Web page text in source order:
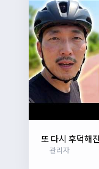
또 다시 후덕해
관리자